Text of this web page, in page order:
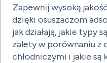
Zapewnij wysoką
dzięki osuszaczom
jak działają, jakie typy
zalety w porównaniu z
chłodniczymi i jakie są